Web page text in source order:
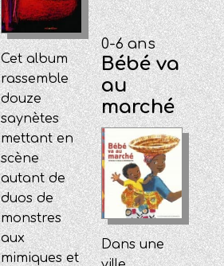
Cet album
rassemble
douze
saynètes
mettant en
scène
autant de
duos de
monstres
aux
mimiques et
0-6 ans
Bébé va
au
marché
Dans une